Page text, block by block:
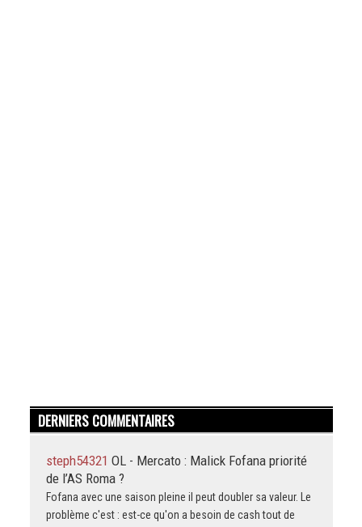
DERNIERS COMMENTAIRES
steph54321 OL - Mercato : Malick Fofana priorité
de l’AS Roma ?
Fofana avec une saison pleine il peut doubler sa valeur. Le
problème c'est : est-ce qu'on a besoin de cash tout de